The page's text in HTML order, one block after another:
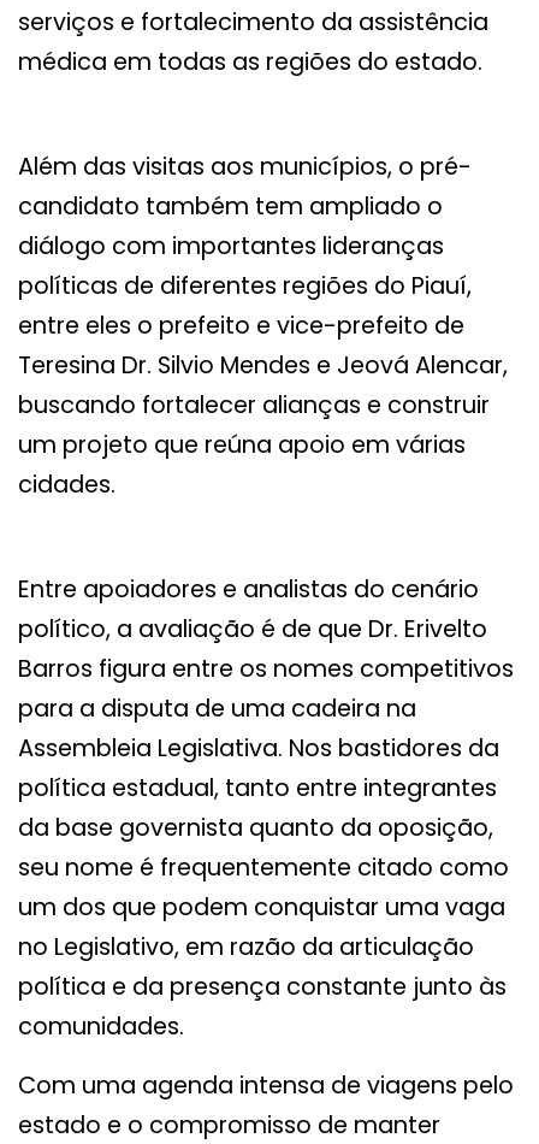
serviços e fortalecimento da assistência
médica em todas as regiões do estado.
Além das visitas aos municípios, o pré-
candidato também tem ampliado o
diálogo com importantes lideranças
políticas de diferentes regiões do Piauí,
entre eles o prefeito e vice-prefeito de
Teresina Dr. Silvio Mendes e Jeová Alencar,
buscando fortalecer alianças e construir
um projeto que reúna apoio em várias
cidades.
Entre apoiadores e analistas do cenário
político, a avaliação é de que Dr. Erivelto
Barros figura entre os nomes competitivos
para a disputa de uma cadeira na
Assembleia Legislativa. Nos bastidores da
política estadual, tanto entre integrantes
da base governista quanto da oposição,
seu nome é frequentemente citado como
um dos que podem conquistar uma vaga
no Legislativo, em razão da articulação
política e da presença constante junto às
comunidades.
Com uma agenda intensa de viagens pelo
estado e o compromisso de manter